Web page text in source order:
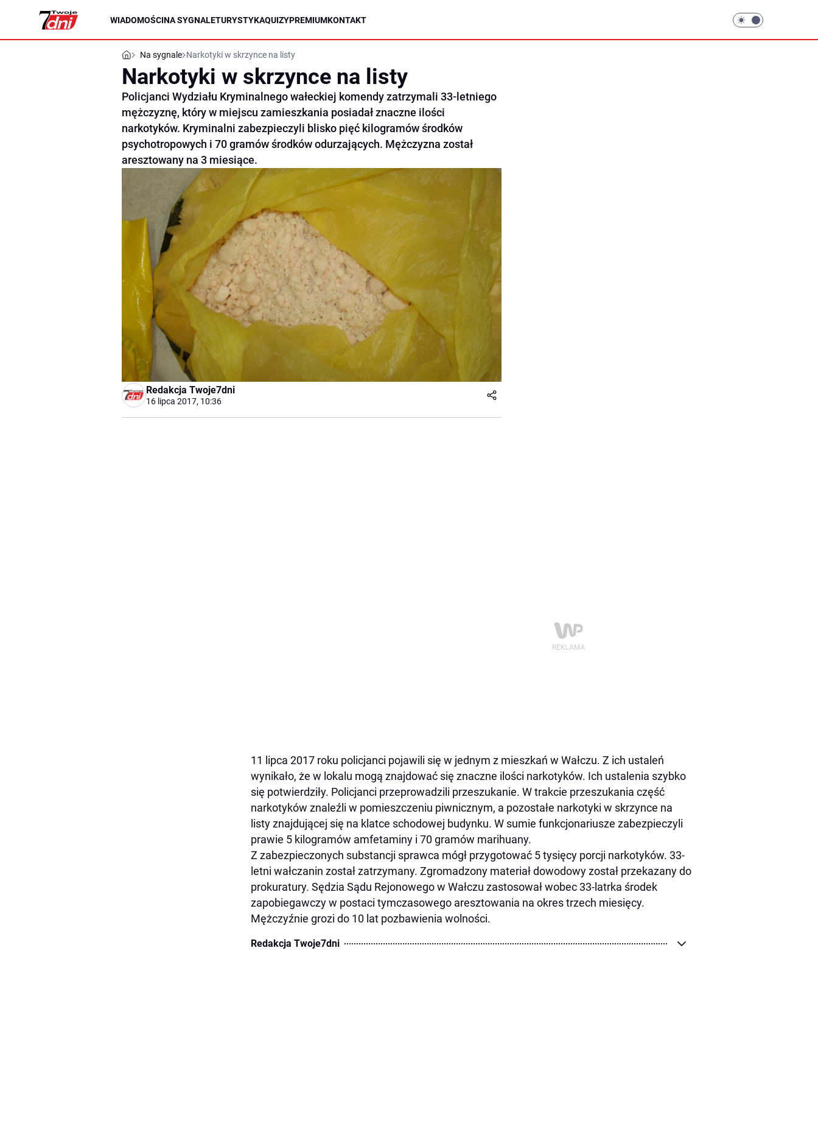
WIADOMOŚCINA SYGNALETURYSTYKAQUIZYPREMIUMKONTAKT
Na sygnale Narkotyki w skrzynce na listy
Narkotyki w skrzynce na listy
Policjanci Wydziału Kryminalnego wałeckiej komendy zatrzymali 33-letniego
mężczyznę, który w miejscu zamieszkania posiadał znaczne ilości
narkotyków. Kryminalni zabezpieczyli blisko pięć kilogramów środków
psychotropowych i 70 gramów środków odurzających. Mężczyzna został
aresztowany na 3 miesiące.
Redakcja Twoje7dni
16 lipca 2017, 10:36
11 lipca 2017 roku policjanci pojawili się w jednym z mieszkań w Wałczu. Z ich ustaleń
wynikało, że w lokalu mogą znajdować się znaczne ilości narkotyków. Ich ustalenia szybko
się potwierdziły. Policjanci przeprowadzili przeszukanie. W trakcie przeszukania część
narkotyków znaleźli w pomieszczeniu piwnicznym, a pozostałe narkotyki w skrzynce na
listy znajdującej się na klatce schodowej budynku. W sumie funkcjonariusze zabezpieczyli
prawie 5 kilogramów amfetaminy i 70 gramów marihuany.
Z zabezpieczonych substancji sprawca mógł przygotować 5 tysięcy porcji narkotyków. 33-
letni wałczanin został zatrzymany. Zgromadzony materiał dowodowy został przekazany do
prokuratury. Sędzia Sądu Rejonowego w Wałczu zastosował wobec 33-latrka środek
zapobiegawczy w postaci tymczasowego aresztowania na okres trzech miesięcy.
Mężczyźnie grozi do 10 lat pozbawienia wolności.
Redakcja Twoje7dni